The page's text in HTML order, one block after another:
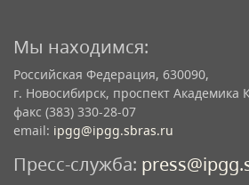
Мы находимся:
Российская Федерация, 630090,
г. Новосибирск, проспект Академика
факс (383) 330-28-07
email: ipgg@ipgg.sbras.ru
Пресс-служба: